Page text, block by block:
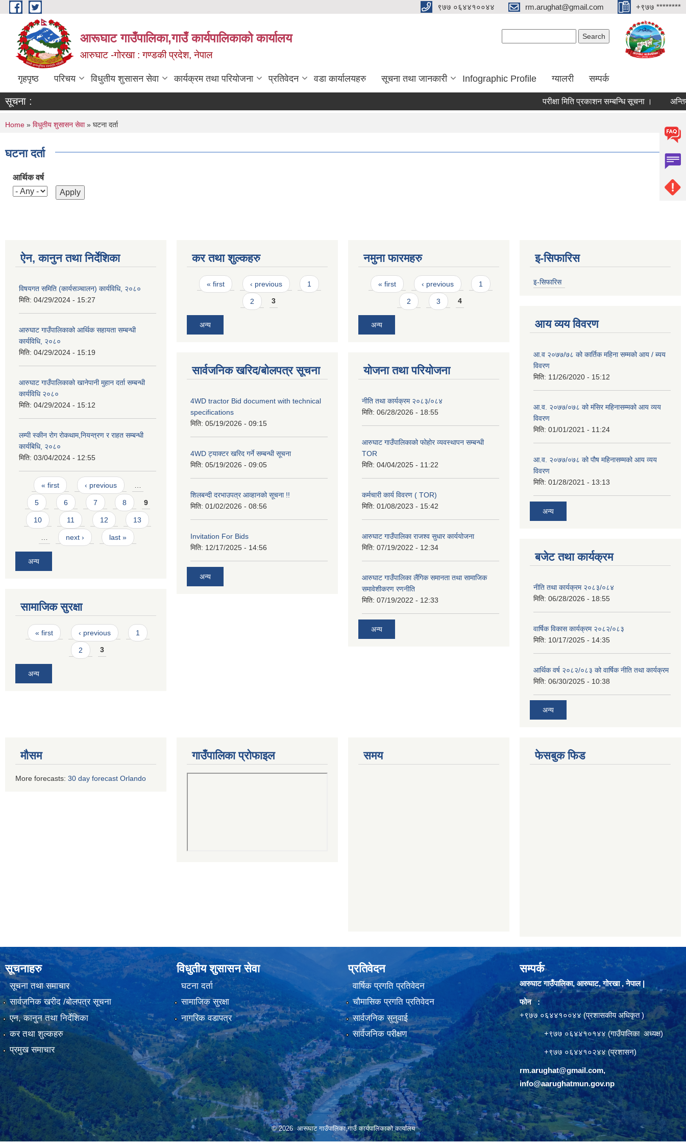
Skip to main content ९७७ ०६४४१००४४ rm.arughat@gmail.com +९७७ ********
आरूघाट गाउँपालिका,गाउँ कार्यपालिकाको कार्यालय
आरुघाट -गोरखा : गण्डकी प्रदेश, नेपाल
गृहपृष्ठ परिचय विधुतीय शुसासन सेवा कार्यक्रम तथा परियोजना प्रतिवेदन वडा कार्यालयहरु सूचना तथा जानकारी Infographic Profile ग्यालरी सम्पर्क
सूचना : परीक्षा मिति प्रकाशन सम्बन्धि सूचना । अन्तिम
You are here
Home » विधुतीय शुसासन सेवा» घटना दर्ता
घटना दर्ता
आर्थिक वर्ष
ऐन, कानुन तथा निर्देशिका
विषयगत समिति (कार्यसञ्चालन) कार्यविधि, २०८०
मिति: 04/29/2024 - 15:27
आरुघाट गाउँपालिकाको आर्थिक सहायता सम्बन्धी
कार्यविधि, २०८०
मिति: 04/29/2024 - 15:19
आरुघाट गाउँपालिकाको खानेपानी मुहान दर्ता सम्बन्धी
कार्यविधि २०८०
मिति: 04/29/2024 - 15:12
लम्पी स्कीन रोग रोकथाम,नियन्त्रण र राहत सम्बन्धी
कार्यबिधि, २०८०
मिति: 03/04/2024 - 12:55
Pages
« first ‹ previous
5 6 7 8 9
10 11 12 13
next › last »
अन्य
सामाजिक सुरक्षा
Pages
« first ‹ previous 1
2 3
अन्य
कर तथा शुल्कहरु
Pages
« first ‹ previous 1
2 3
अन्य
सार्वजनिक खरिद/बोलपत्र सूचना
4WD tractor Bid document with technical
specifications
मिति: 05/19/2026 - 09:15
4WD ट्याक्टर खरिद गर्ने सम्बन्धी सूचना
मिति: 05/19/2026 - 09:05
शिलबन्दी दरभाउपत्र आव्हानको सूचना !!
मिति: 01/02/2026 - 08:56
Invitation For Bids
मिति: 12/17/2025 - 14:56
अन्य
नमुना फारमहरु
Pages
« first ‹ previous 1
2 3 4
अन्य
योजना तथा परियोजना
नीति तथा कार्यक्रम २०८३/०८४
मिति: 06/28/2026 - 18:55
आरुघाट गाउँपालिकाको फोहोर व्यवस्थापन सम्बन्धी
TOR
मिति: 04/04/2025 - 11:22
कर्मचारी कार्य विवरण ( TOR)
मिति: 01/08/2023 - 15:42
आरुघाट गाउँपालिका राजश्व सुधार कार्ययोजना
मिति: 07/19/2022 - 12:34
आरुघाट गाउँपालिका लैंगिक समानता तथा सामाजिक
समावेशीकरण रणनीति
मिति: 07/19/2022 - 12:33
अन्य
इ-सिफारिस
इ-सिफारिस
आय व्यय विवरण
आ.व २०७७/७८ को कार्तिक महिना सम्मको आय / ब्यय
विवरण
मिति: 11/26/2020 - 15:12
आ.व. २०७७/०७८ को मंसिर महिनासम्मको आय व्यय
विवरण
मिति: 01/01/2021 - 11:24
आ.व. २०७७/०७८ को पौष महिनासम्मको आय व्यय
विवरण
मिति: 01/28/2021 - 13:13
अन्य
बजेट तथा कार्यक्रम
नीति तथा कार्यक्रम २०८३/०८४
मिति: 06/28/2026 - 18:55
वार्षिक विकास कार्यक्रम २०८२/०८३
मिति: 10/17/2025 - 14:35
आर्थिक वर्ष २०८२/०८३ को वार्षिक नीति तथा कार्यक्रम
मिति: 06/30/2025 - 10:38
अन्य
मौसम
More forecasts: 30 day forecast Orlando
गाउँपालिका प्रोफाइल समय फेसबुक फिड
सूचनाहरु
सूचना तथा समाचार
सार्वजनिक खरीद /बोलपत्र सूचना
एन, कानुन तथा निर्देशिका
कर तथा शुल्कहरु
प्रमुख समाचार
विधुतीय शुसासन सेवा
घटना दर्ता
सामाजिक सुरक्षा
नागरिक वडापत्र
प्रतिवेदन
वार्षिक प्रगति प्रतिवेदन
चौमासिक प्रगति प्रतिवेदन
सार्वजनिक सुनुवाई
सार्वजनिक परीक्षण
सम्पर्क
आरुघाट गाउँपालिका, आरुघाट, गोरखा , नेपाल |
फोन :
+९७७ ०६४४१००४४ (प्रशासकीय अधिकृत )
+९७७ ०६४४१०१४४ (गाउँपालिका अध्यक्ष)
+९७७ ०६४४१०२४४ (प्रशासन)
rm.arughat@gmail.com,
info@aarughatmun.gov.np
© 2026 आरूघाट गाउँपालिका,गाउँ कार्यपालिकाको कार्यालय